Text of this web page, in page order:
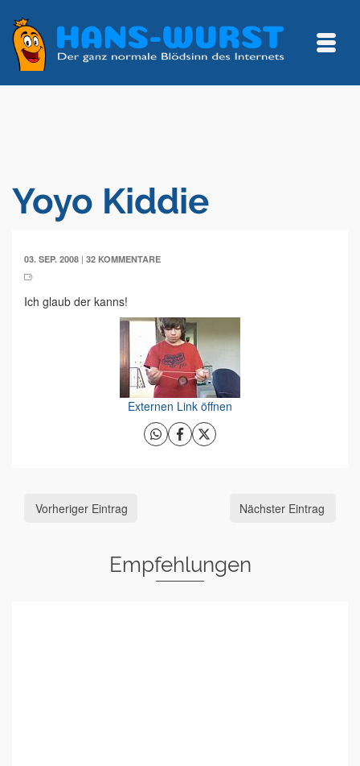
Yoyo Kiddie
03. SEP. 2008 | 32 KOMMENTARE
Ich glaub der kanns!
Externen Link öffnen
Vorheriger Eintrag Nächster Eintrag
Empfehlungen